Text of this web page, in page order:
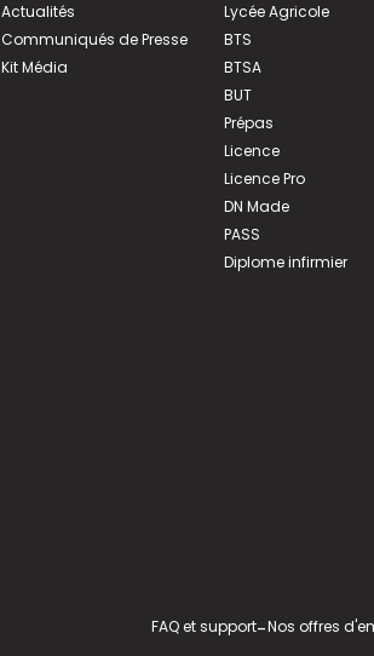
Actualités
Communiqués de Presse
Kit Média
Lycée Agricole
BTS
BTSA
BUT
Prépas
Licence
Licence Pro
DN Made
PASS
Diplome infirmier
FAQ et support-Nos offres